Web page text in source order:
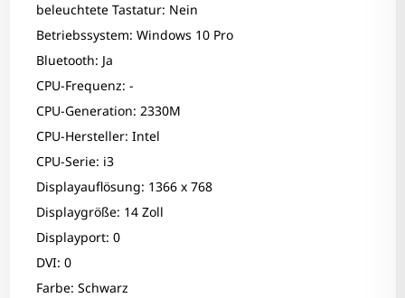
beleuchtete Tastatur: Nein
Betriebssystem: Windows 10 Pro
Bluetooth: Ja
CPU-Frequenz: -
CPU-Generation: 2330M
CPU-Hersteller: Intel
CPU-Serie: i3
Displayauflösung: 1366 x 768
Displaygröße: 14 Zoll
Displayport: 0
DVI: 0
Farbe: Schwarz